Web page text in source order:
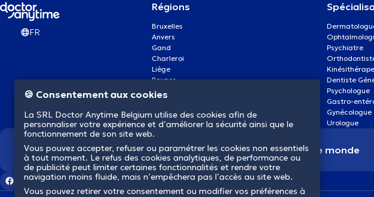
FR
Régions
Bruxelles
Anvers
Gand
Charleroi
Liège
Bruges
Namur
Mons
Aalst Flandre-Orientale
Psychiatre
Dentiste
Psychologue
Gastro-
Gynécologue
Urologue
Nous révolutionnons la santé dans le monde
🍪 Consentement aux cookies
La SRL Doctor Anytime Belgium utilise des cookies afin de
personnaliser votre expérience et d’améliorer la sécurité ainsi que le
fonctionnement de son site web.
Vous pouvez accepter, refuser ou paramétrer les cookies non essentiels
à tout moment. Le refus des cookies analytiques, de performance ou
de publicité peut limiter certaines fonctionnalités et rendre votre
navigation moins fluide, mais n’empêchera pas l’accès au site web.
Vous pouvez retirer votre consentement ou modifier vos préférences à